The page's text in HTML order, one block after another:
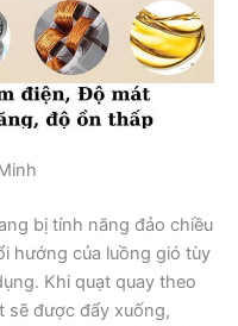
bị tính năng đảo chiều
hướng của luồng gió tùy
Khi quạt quay theo
sẽ được đẩy xuống,